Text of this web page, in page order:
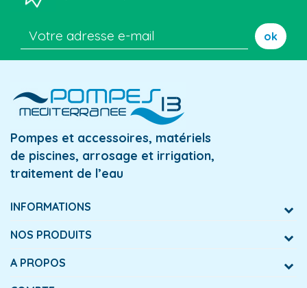
ok
Pompes et accessoires, matériels
de piscines, arrosage et irrigation,
traitement de l’eau
INFORMATIONS
NOS PRODUITS
A PROPOS